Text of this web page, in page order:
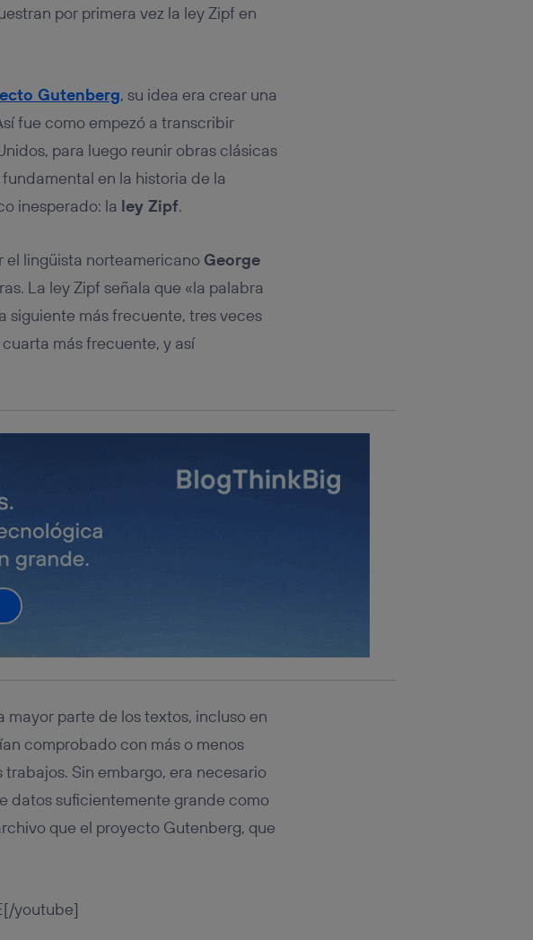
por primera vez la ley Zipf en
Gutenberg, su idea era crear una
fue como empezó a transcribir
para luego reunir obras clásicas
en la historia de la
inesperado: la ley Zipf.
el lingüista norteamericano George
La ley Zipf señala que «la palabra
siguiente más frecuente, tres veces
más frecuente, y así
mayor parte de los textos, incluso en
comprobado con más o menos
trabajos. Sin embargo, era necesario
datos suficientemente grande como
que el proyecto Gutenberg, que
youtube]
recibirá el mismo identificador.
ya que se basará
“Administrar Utiq” en la parte
de Utiq (“consenthub”).